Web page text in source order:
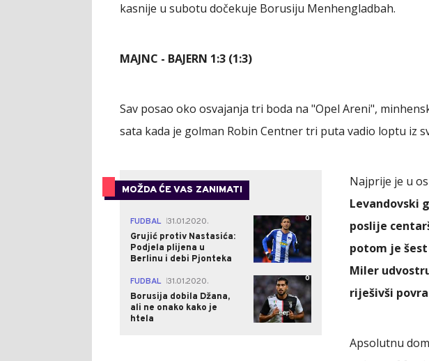
kasnije u subotu dočekuje Borusiju Menhengladbah.
MAJNC - BAJERN 1:3 (1:3)
Sav posao oko osvajanja tri boda na "Opel Areni",
sata kada je golman Robin Centner tri puta vadio loptu iz
MOŽDA ĆE VAS ZANIMATI
FUDBAL 31.01.2020.
Grujić protiv Nastasića:
Podjela plijena u
Berlinu i debi Pjonteka
0
FUDBAL 31.01.2020.
Borusija dobila Džana,
ali ne onako kako je
htela
0
Najprije je u
Levandovski
poslije
potom je
Miler
riješivši
Apsolutnu